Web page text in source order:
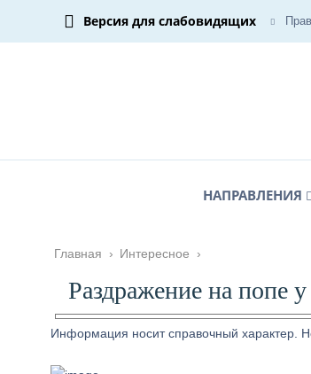
Версия для слабовидящих
НАПРАВЛЕНИЯ
Главная › Интересное ›
Раздражение на попе
Информация носит справочный характер.